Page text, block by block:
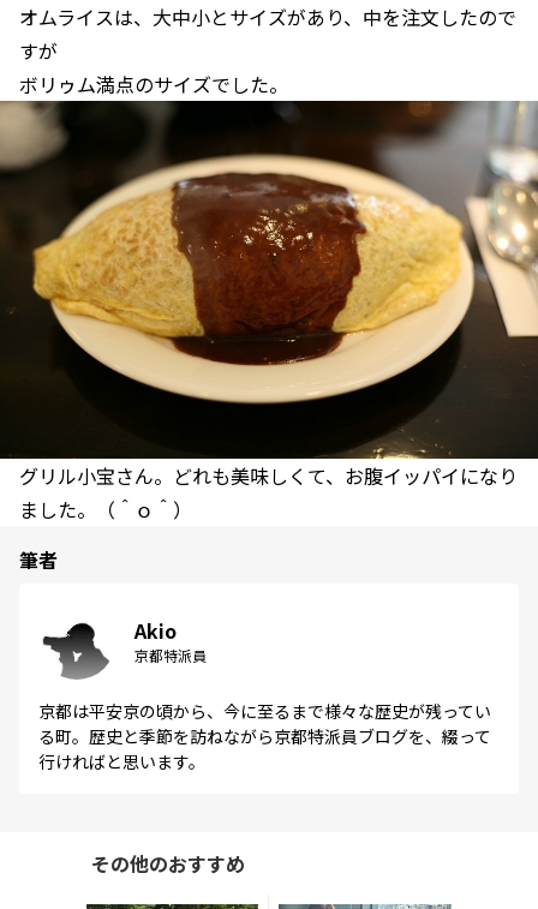
オムライスは、大中小とサイズがあり、中を注文したので
すが
ボリゥム満点のサイズでした。
グリル小宝さん。どれも美味しくて、お腹イッパイになり
ました。（＾ｏ＾）
筆者
Akio
京都特派員
京都は平安京の頃から、今に至るまで様々な歴史が残ってい
る町。歴史と季節を訪ねながら京都特派員ブログを、綴って
行ければと思います。
その他のおすすめ